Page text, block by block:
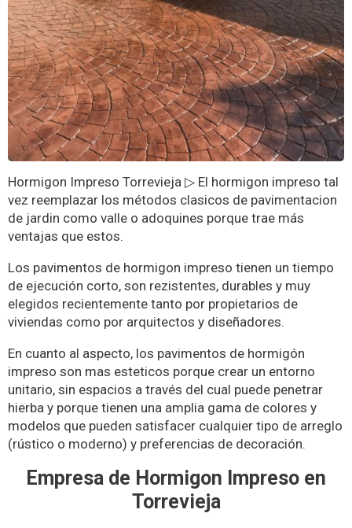
Hormigon Impreso Torrevieja ▷ El hormigon impreso tal
vez reemplazar los métodos clasicos de pavimentacion
de jardin como valle o adoquines porque trae más
ventajas que estos.
Los pavimentos de hormigon impreso tienen un tiempo
de ejecución corto, son rezistentes, durables y muy
elegidos recientemente tanto por propietarios de
viviendas como por arquitectos y diseñadores.
En cuanto al aspecto, los pavimentos de hormigón
impreso son mas esteticos porque crear un entorno
unitario, sin espacios a través del cual puede penetrar
hierba y porque tienen una amplia gama de colores y
modelos que pueden satisfacer cualquier tipo de arreglo
(rústico o moderno) y preferencias de decoración.
Empresa de Hormigon Impreso en
Torrevieja